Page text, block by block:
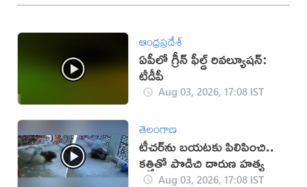
ఆంధ్రప్రదేశ్
ఏపీలో గ్రీన్ ఫీల్డ్ రివల్యూషన్:
టీడీపీ
Aug 03, 2026, 17:08 IST
తెలంగాణ
టీచర్‌ను బయటకు పిలిపించి..
కత్తితో పొడిచి దారుణ హత్య
Aug 03, 2026, 17:08 IST